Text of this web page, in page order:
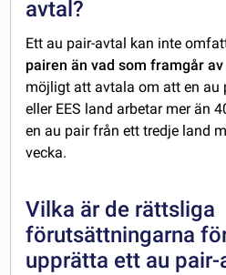
avtal?
Ett au pair-avtal kan inte
pairen än vad som framgår
möjligt att avtala om att en au
eller EES land arbetar mer än
en au pair från ett tredje land
vecka.
Vilka är de rättsliga
förutsättningarna
upprätta ett au pair-